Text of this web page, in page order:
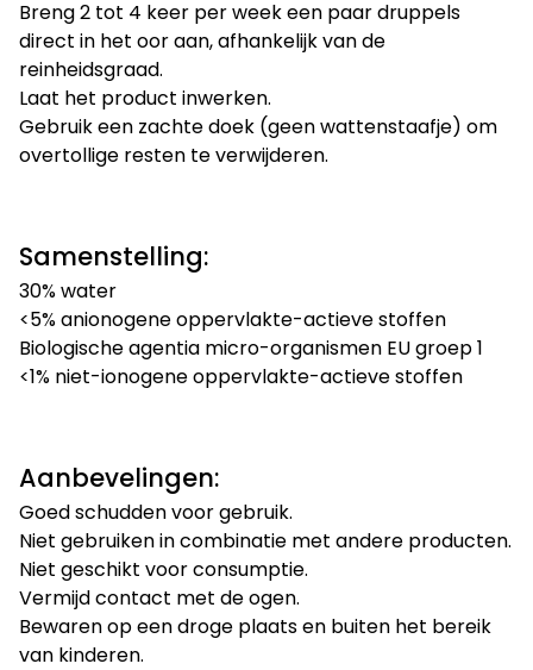
Breng 2 tot 4 keer per week een paar druppels
direct in het oor aan, afhankelijk van de
reinheidsgraad.
Laat het product inwerken.
Gebruik een zachte doek (geen wattenstaafje) om
overtollige resten te verwijderen.
Samenstelling:
30% water
<5% anionogene oppervlakte-actieve stoffen
Biologische agentia micro-organismen EU groep 1
<1% niet-ionogene oppervlakte-actieve stoffen
Aanbevelingen:
Goed schudden voor gebruik.
Niet gebruiken in combinatie met andere producten.
Niet geschikt voor consumptie.
Vermijd contact met de ogen.
Bewaren op een droge plaats en buiten het bereik
van kinderen.